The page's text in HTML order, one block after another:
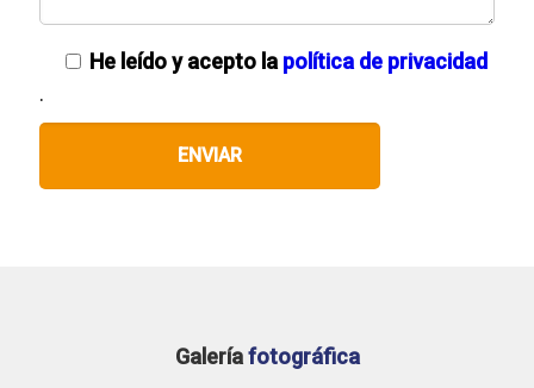
He leído y acepto la política de privacidad
.
Galeríafotográfica